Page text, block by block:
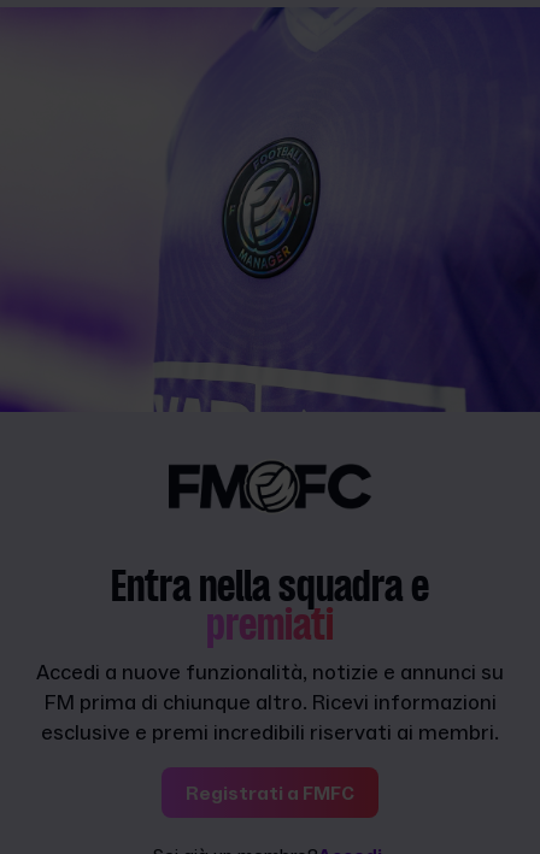
Entra nella squadra e
premiati
Accedi a nuove funzionalità, notizie e annunci su
FM prima di chiunque altro. Ricevi informazioni
esclusive e premi incredibili riservati ai membri.
Registrati a FMFC